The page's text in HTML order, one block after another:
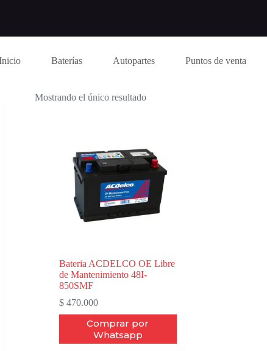
Baterías Autopartes Puntos de venta
Mostrando el único resultado
Bateria ACDELCO OE Libre
de Mantenimiento 48I-
850SMF
$470.000
Comprar por
Whatsapp